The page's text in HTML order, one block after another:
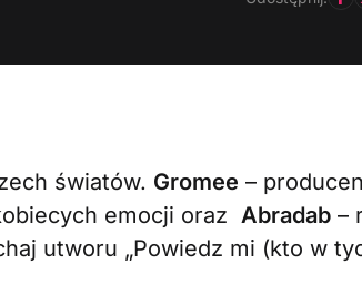
światów. Gromee –
emocji oraz Abradab –
utworu „Powiedz mi (kto w